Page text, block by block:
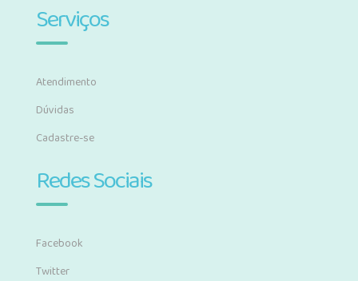
Serviços
Atendimento
Dúvidas
Cadastre-se
Redes Sociais
Facebook
Twitter